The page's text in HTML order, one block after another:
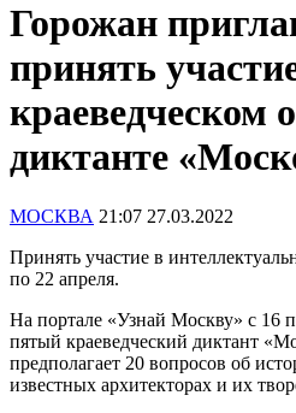
Горожан
принять
краеведческом
диктанте
МОСКВА 21:07 27.03.2022
Принять участие в
по 22 апреля.
На портале «Узнай Москву» с 16
пятый краеведческий диктант
предполагает 20 вопросов об
известных архитекторах и их